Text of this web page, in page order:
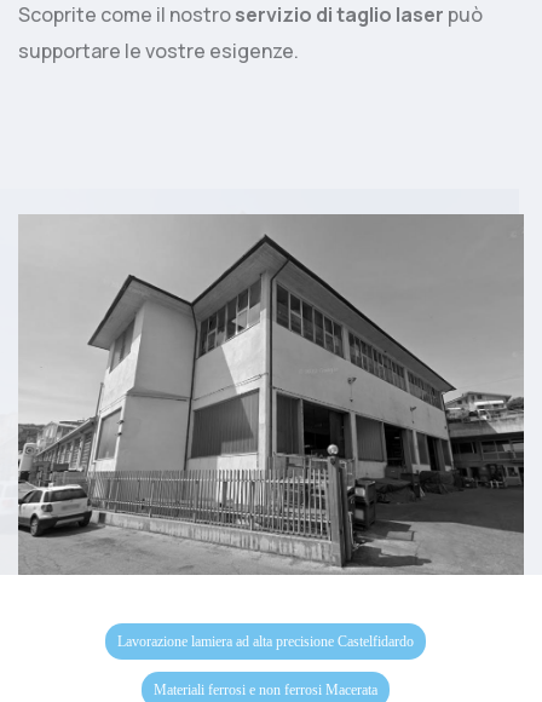
Scoprite come il nostroservizio di taglio laser può
supportare le vostre esigenze.
Lavorazione lamiera ad alta precisione Castelfidardo
Materiali ferrosi e non ferrosi Macerata